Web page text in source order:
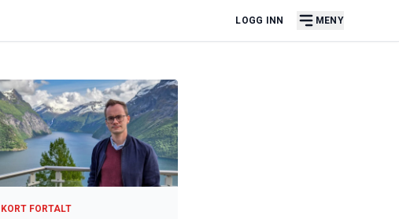
LOGG INN MENY
KORT FORTALT